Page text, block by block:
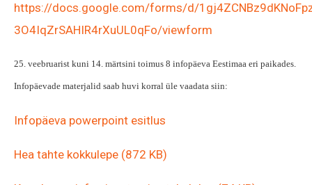
https://docs.google.com/forms/d/
3O4IqZrSAHIR4rXuUL0qFo/viewform
25. veebruarist kuni 14. märtsini toimus 8 infopäeva Eestimaa eri paikades.
Infopäevade materjalid saab huvi korral üle vaadata siin:
Infopäeva powerpoint esitlus
Hea tahte kokkulepe (872 KB)